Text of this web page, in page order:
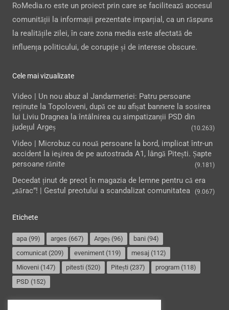
RoMedia.ro este un proiect prin care se facilitează accesul
comunității la informații prezentate imparțial, ca un răspuns
la realitățile zilei, în care zona media este afectată de
influența politicului, de corupție și de interese obscure.
Cele mai vizualizate
Video | Un nou abuz al Jandarmeriei: Patru persoane
reținute la Topoloveni, după ce au afișat bannere la sosirea
lui Liviu Dragnea la întâlnirea cu simpatizanții PSD din
județul Argeș
(10.263)
Video | Microbuz cu nouă persoane la bord, implicat într-un
accident la ieşirea de pe autostrada A1, lângă Pitești. Șapte
persoane rănite
(9.181)
Decedat ținut de preot în magazia de lemne pentru că era
„sărac”! | Gestul preotului a scandalizat comunitatea
(9.067)
Etichete
apa (99) arges (667) Argeș (96) bani (94)
comunicat (209) eveniment (119) mesaj (112)
Mioveni (147) pitesti (520) Pitești (237) program (118)
PSD (152)